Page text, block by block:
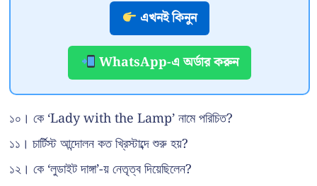
এখনই কিনুন
WhatsApp-এ অর্ডার করুন
১০। কে ‘Lady with the Lamp’ নামে পরিচিত?
১১। চার্টিস্ট আন্দোলন কত খ্রিস্টাব্দে শুরু হয়?
১২। কে ‘লুডাইট দাঙ্গা’-য় নেতৃত্ব দিয়েছিলেন?